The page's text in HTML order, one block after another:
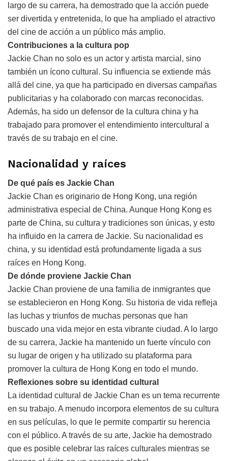
largo de su carrera, ha demostrado que la acción puede
ser divertida y entretenida, lo que ha ampliado el atractivo
del cine de acción a un público más amplio.
Contribuciones a la cultura pop
Jackie Chan no solo es un actor y artista marcial, sino
también un ícono cultural. Su influencia se extiende más
allá del cine, ya que ha participado en diversas campañas
publicitarias y ha colaborado con marcas reconocidas.
Además, ha sido un defensor de la cultura china y ha
trabajado para promover el entendimiento intercultural a
través de su trabajo en el cine.
Nacionalidad y raíces
De qué país es Jackie Chan
Jackie Chan es originario de Hong Kong, una región
administrativa especial de China. Aunque Hong Kong es
parte de China, su cultura y tradiciones son únicas, y esto
ha influido en la carrera de Jackie. Su nacionalidad es
china, y su identidad está profundamente ligada a sus
raíces en Hong Kong.
De dónde proviene Jackie Chan
Jackie Chan proviene de una familia de inmigrantes que
se establecieron en Hong Kong. Su historia de vida refleja
las luchas y triunfos de muchas personas que han
buscado una vida mejor en esta vibrante ciudad. A lo largo
de su carrera, Jackie ha mantenido un fuerte vínculo con
su lugar de origen y ha utilizado su plataforma para
promover la cultura de Hong Kong en todo el mundo.
Reflexiones sobre su identidad cultural
La identidad cultural de Jackie Chan es un tema recurrente
en su trabajo. A menudo incorpora elementos de su cultura
en sus películas, lo que le permite compartir su herencia
con el público. A través de su arte, Jackie ha demostrado
que es posible celebrar las raíces culturales mientras se